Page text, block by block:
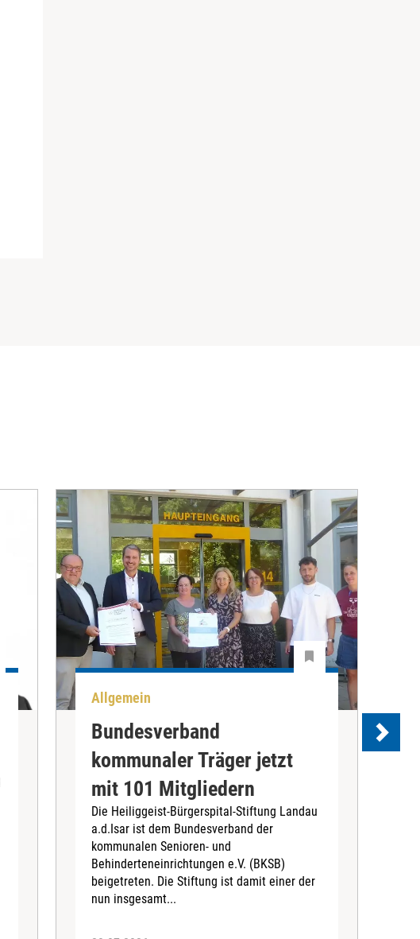
Allgemein
Bundesverband
kommunaler Träger jetzt
mit 101 Mitgliedern
Die Heiliggeist-Bürgerspital-Stiftung Landau
a.d.Isar ist dem Bundesverband der
kommunalen Senioren- und
Behinderteneinrichtungen e.V. (BKSB)
beigetreten. Die Stiftung ist damit einer der
nun insgesamt...